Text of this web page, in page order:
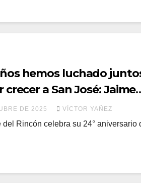
hemos luchado
crecer a San José: Jaime
DE 2025 VÍCTOR YAÑEZ
del Rincón celebra su 24° aniversario